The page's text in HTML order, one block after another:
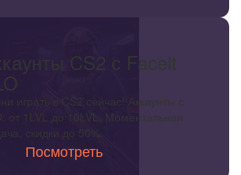
CS2 с Faceit
играть в CS2 сейчас! Аккаунты с
от 1LVL до 10LVL. Моментальная
скидки до 50%.
Посмотреть